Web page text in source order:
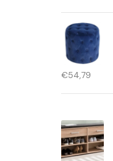
€54,79